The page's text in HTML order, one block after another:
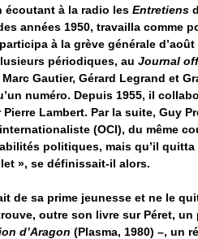
écoutant à la radio les Entretiens
années 1950, travailla comme
à la grève générale
périodiques, au Journal
Gautier, Gérard Legrand et
numéro. Depuis 1955, il
Lambert. Par la suite, Guy
(OCI), du même
politiques, mais qu’il quitta
», se définissait-il alors.
de sa prime jeunesse et ne le
outre son livre sur Péret, un
d’Aragon (Plasma, 1980) –, un